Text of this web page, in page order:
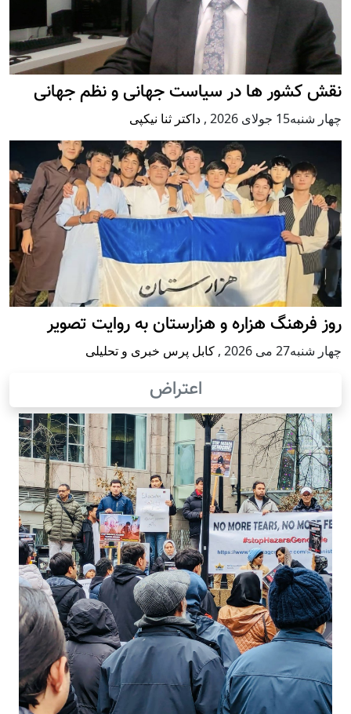
نقش کشور ها در سیاست جهانی و نظم جهانی
چهار شنبه15 جولای 2026 , داکتر ثنا نیکپی
روز فرهنگ هزاره و هزارستان به روایت تصویر
چهار شنبه27 می 2026 , کابل پرس خبری و تحلیلی
اعتراض